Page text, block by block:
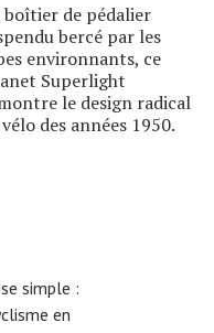
boîtier de pédalier
bercé par les
environnants, ce
Superlight
le design radical
des années 1950.
simple :
en